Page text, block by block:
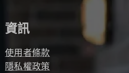
資訊
使用者條款
隱私權政策